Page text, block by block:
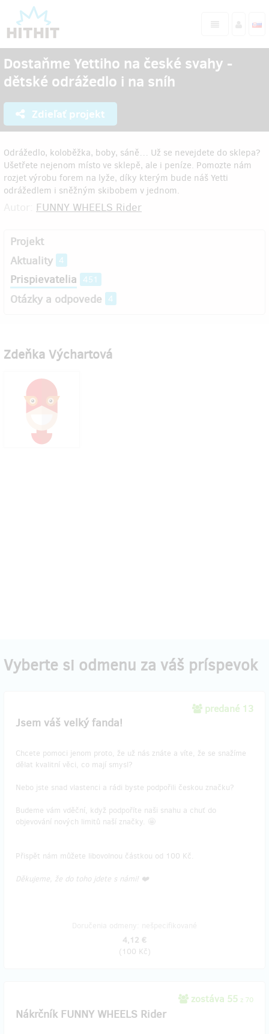
Dostaňme Yettiho na české svahy -
dětské odrážedlo i na sníh
Zdieľať projekt
Odrážedlo, koloběžka, boby, sáně… Už se nevejdete do sklepa?
Ušetřete nejenom místo ve sklepě, ale i peníze. Pomozte nám
rozjet výrobu forem na lyže, díky kterým bude náš Yetti
odrážedlem i sněžným skibobem v jednom.
FUNNY WHEELS Rider
Projekt
Aktuality 4
Prispievatelia 451
Otázky a odpovede 4
Zdeňka Výchartová
Vyberte si odmenu za váš príspevok
predané 13
Jsem váš velký fanda!
Chcete pomoci jenom proto, že už nás znáte a víte, že se snažíme
dělat kvalitní věci, co mají smysl?
Nebo jste snad vlastenci a rádi byste podpořili českou značku?
Budeme vám vděční, když podpoříte naši snahu a chuť do
objevování nových limitů naší značky. 🤩
Přispět nám můžete libovolnou částkou od 100 Kč.
Děkujeme, že do toho jdete s námi! ❤️
4,12 €
(100 Kč)
zostáva 55 z 70
Nákrčník FUNNY WHEELS Rider